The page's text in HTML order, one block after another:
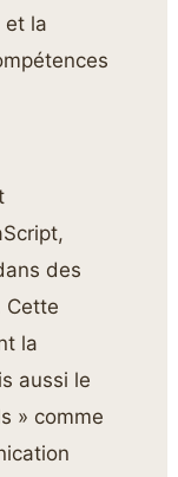
et la
des
Cette
la
aussi le
» comme